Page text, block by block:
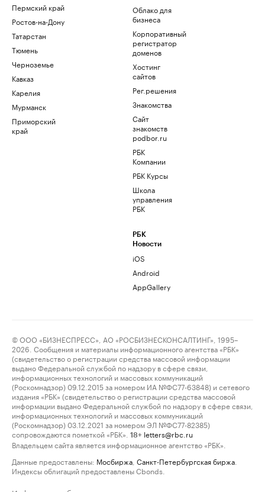
Пермский край
Ростов-на-Дону
Татарстан
Тюмень
Черноземье
Кавказ
Карелия
Мурманск
Приморский
край
Облако для
бизнеса
Корпоративный
регистратор
доменов
Хостинг
сайтов
Рег.решения
Знакомства
Сайт
знакомств
podbor.ru
РБК
Компании
РБК Курсы
Школа
управления
РБК
РБК
Новости
iOS
Android
AppGallery
© ООО «БИЗНЕСПРЕСС», АО «РОСБИЗНЕСКОНСАЛТИНГ», 1995–
2026. Сообщения и материалы информационного агентства «РБК»
(свидетельство о регистрации средства массовой информации
выдано Федеральной службой по надзору в сфере связи,
информационных технологий и массовых коммуникаций
(Роскомнадзор) 09.12.2015 за номером ИА №ФС77-63848) и сетевого
издания «РБК» (свидетельство о регистрации средства массовой
информации выдано Федеральной службой по надзору в сфере связи,
информационных технологий и массовых коммуникаций
(Роскомнадзор) 03.12.2021 за номером ЭЛ №ФС77-82385)
сопровождаются пометкой «РБК».
18+ letters@rbc.ru
Владельцем сайта является информационное агентство «РБК».
Данные предоставлены: Мосбиржа Санкт-Петербургская биржа
Индексы облигаций предоставлены Cbonds.